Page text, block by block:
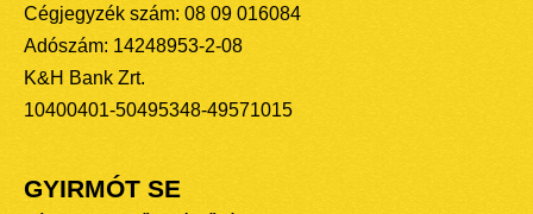
Cégjegyzék szám: 08 09 016084
Adószám: 14248953-2-08
K&H Bank Zrt.
10400401-50495348-49571015
GYIRMÓT SE